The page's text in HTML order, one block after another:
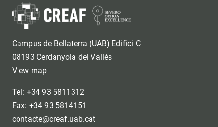
Campus de Bellaterra (UAB) Edifici C
08193 Cerdanyola del Vallès
View map
Tel: +34 93 5811312
Fax: +34 93 5814151
contacte@creaf.uab.cat